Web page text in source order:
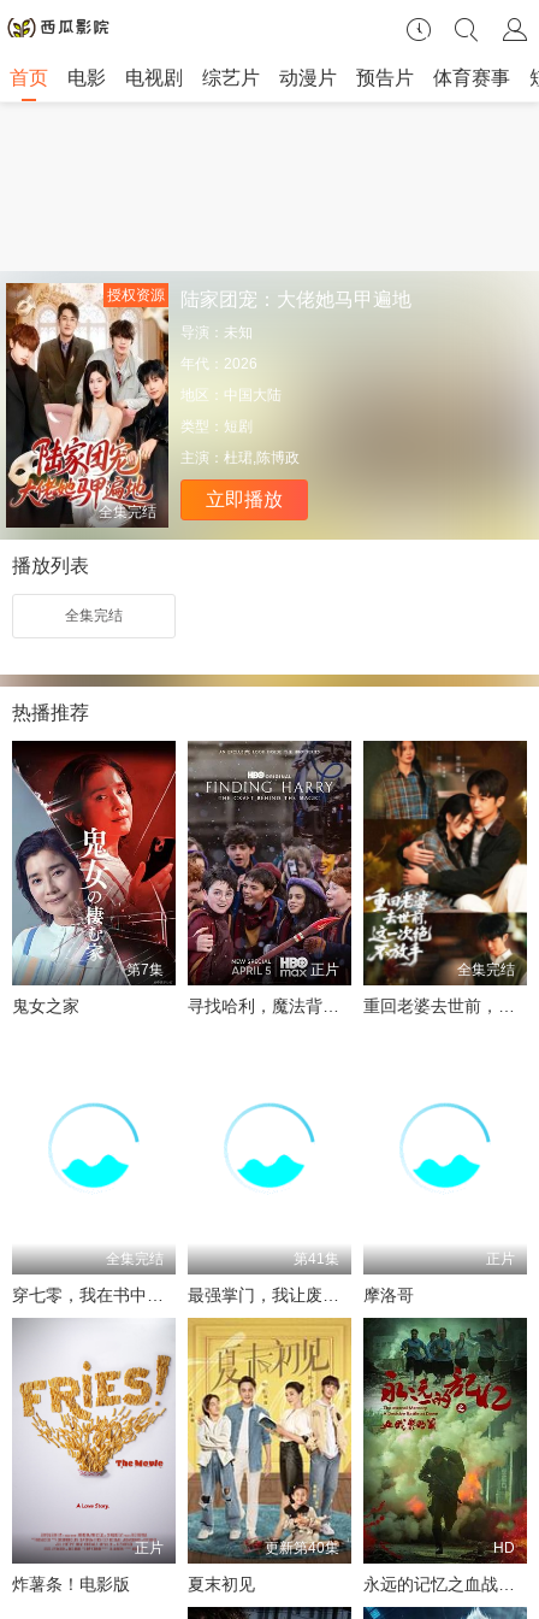
首页 电影 电视剧 综艺片 动漫片 预告片 体育赛事
全集完结
授权资源 陆家团宠：大佬她马甲遍地
导演： 未知
年代： 2026
地区： 中国大陆
类型： 短剧
主演： 杜珺,陈博政
立即播放
播放列表
全集完结
热播推荐
第7集
鬼女之家
正片
寻找哈利，魔法背后的匠心
全集完结
重回老婆去世前，这一次绝不放手
全集完结
穿七零，我在书中挺好的
第41集
最强掌门，我让废柴宗门碾压三界
正片
摩洛哥
正片
炸薯条！电影版
更新第40集
夏末初见
HD
永远的记忆之血战黎明前